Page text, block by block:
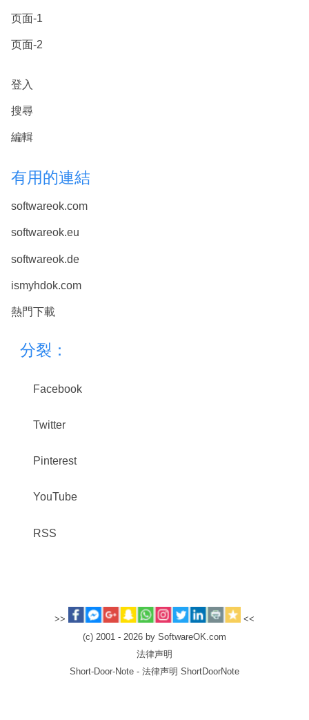
页面-1
页面-2
登入
搜尋
編輯
有用的連結
softwareok.com
softwareok.eu
softwareok.de
ismyhdok.com
熱門下載
分裂：
Facebook
Twitter
Pinterest
YouTube
RSS
>>
<<
(c) 2001 - 2026 by SoftwareOK.com
法律声明
Short-Door-Note - 法律声明 ShortDoorNote